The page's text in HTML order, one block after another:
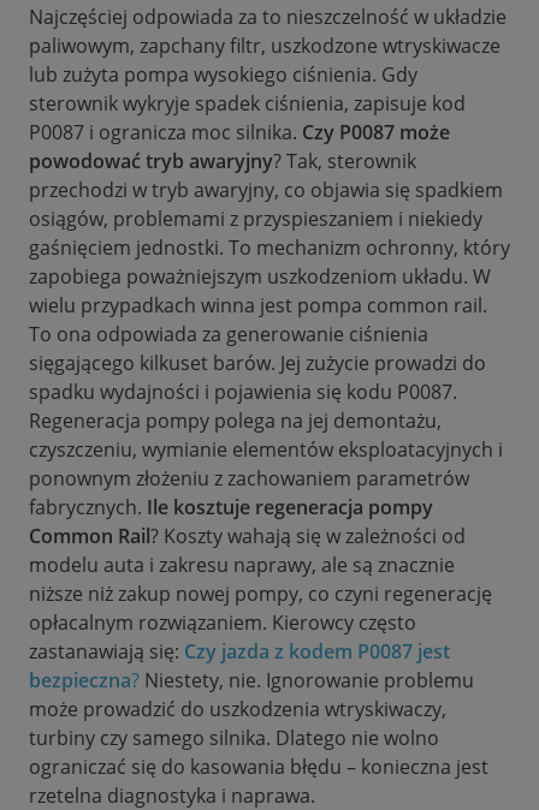
Najczęściej odpowiada za to nieszczelność w układzie
paliwowym, zapchany filtr, uszkodzone wtryskiwacze
lub zużyta pompa wysokiego ciśnienia. Gdy
sterownik wykryje spadek ciśnienia, zapisuje kod
P0087 i ogranicza moc silnika. Czy P0087 może
powodować tryb awaryjny? Tak, sterownik
przechodzi w tryb awaryjny, co objawia się spadkiem
osiągów, problemami z przyspieszaniem i niekiedy
gaśnięciem jednostki. To mechanizm ochronny, który
zapobiega poważniejszym uszkodzeniom układu. W
wielu przypadkach winna jest pompa common rail.
To ona odpowiada za generowanie ciśnienia
sięgającego kilkuset barów. Jej zużycie prowadzi do
spadku wydajności i pojawienia się kodu P0087.
Regeneracja pompy polega na jej demontażu,
czyszczeniu, wymianie elementów eksploatacyjnych i
ponownym złożeniu z zachowaniem parametrów
fabrycznych. Ile kosztuje regeneracja pompy
Common Rail? Koszty wahają się w zależności od
modelu auta i zakresu naprawy, ale są znacznie
niższe niż zakup nowej pompy, co czyni regenerację
opłacalnym rozwiązaniem. Kierowcy często
zastanawiają się: Czy jazda z kodem P0087 jest
bezpieczna? Niestety, nie. Ignorowanie problemu
może prowadzić do uszkodzenia wtryskiwaczy,
turbiny czy samego silnika. Dlatego nie wolno
ograniczać się do kasowania błędu – konieczna jest
rzetelna diagnostyka i naprawa.